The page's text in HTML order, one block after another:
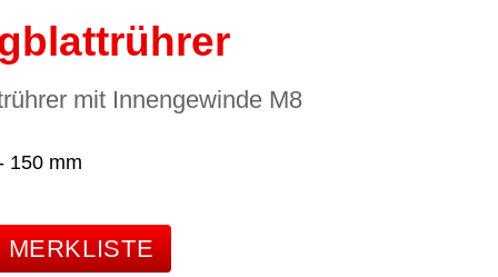
mit Innengewinde M8
150 mm
MERKLISTE